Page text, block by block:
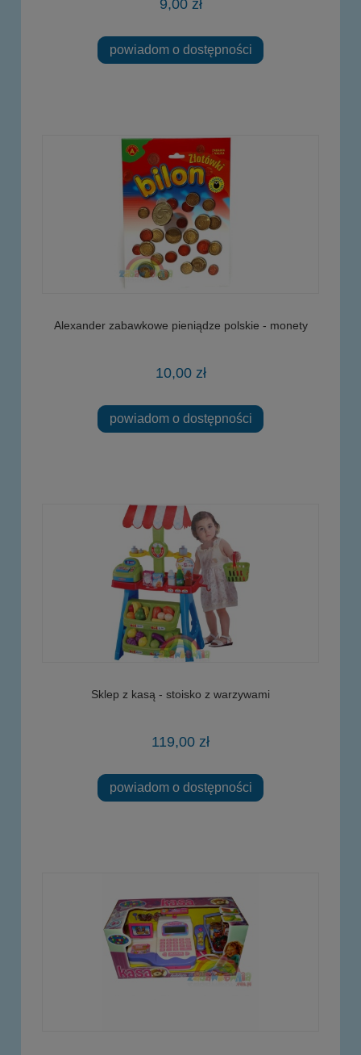
9,00 zł
powiadom o dostępności
Alexander zabawkowe pieniądze polskie - monety
10,00 zł
powiadom o dostępności
Sklep z kasą - stoisko z warzywami
119,00 zł
powiadom o dostępności